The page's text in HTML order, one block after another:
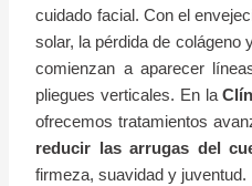
cuidado facial. Con el
solar, la pérdida de colágeno
comienzan a aparecer
pliegues verticales. En la
ofrecemos tratamientos
reducir las arrugas del
firmeza, suavidad y juventud.